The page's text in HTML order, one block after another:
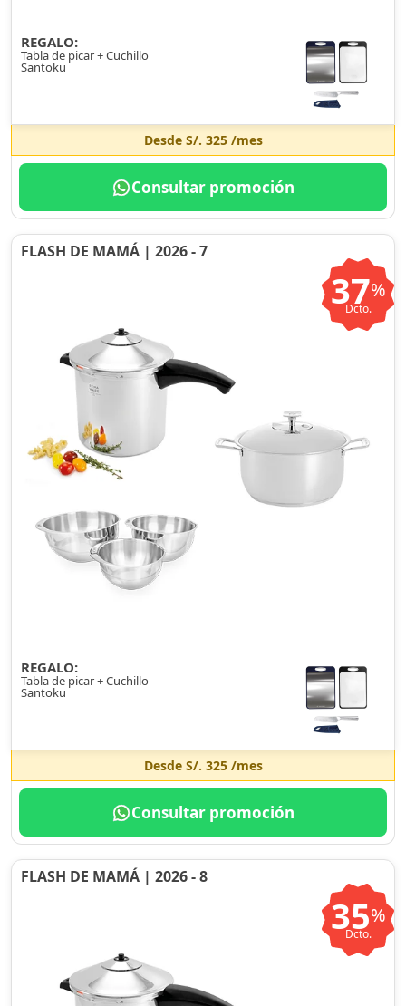
REGALO:
Tabla de picar + Cuchillo
Santoku
Desde S/. 325/mes
Consultar promoción
FLASH DE MAMÁ | 2026 - 7
37%
Dcto.
REGALO:
Tabla de picar + Cuchillo
Santoku
Desde S/. 325/mes
Consultar promoción
FLASH DE MAMÁ | 2026 - 8
35%
Dcto.